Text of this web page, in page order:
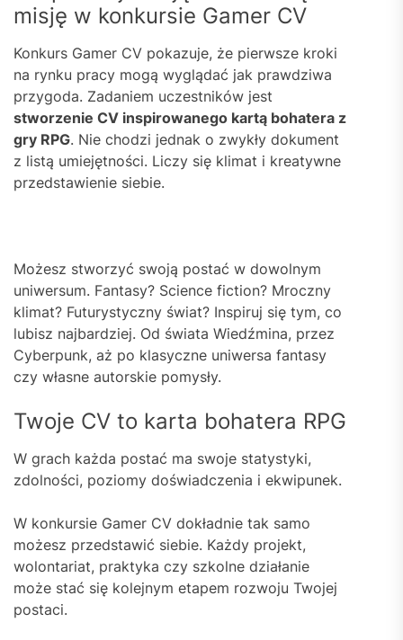
misję w konkursie Gamer CV
Konkurs Gamer CV pokazuje, że pierwsze kroki
na rynku pracy mogą wyglądać jak prawdziwa
przygoda. Zadaniem uczestników jest
stworzenie CV inspirowanego kartą bohatera z
gry RPG. Nie chodzi jednak o zwykły dokument
z listą umiejętności. Liczy się klimat i kreatywne
przedstawienie siebie.
Możesz stworzyć swoją postać w dowolnym
uniwersum. Fantasy? Science fiction? Mroczny
klimat? Futurystyczny świat? Inspiruj się tym, co
lubisz najbardziej. Od świata Wiedźmina, przez
Cyberpunk, aż po klasyczne uniwersa fantasy
czy własne autorskie pomysły.
Twoje CV to karta bohatera RPG
W grach każda postać ma swoje statystyki,
zdolności, poziomy doświadczenia i ekwipunek.
W konkursie Gamer CV dokładnie tak samo
możesz przedstawić siebie. Każdy projekt,
wolontariat, praktyka czy szkolne działanie
może stać się kolejnym etapem rozwoju Twojej
postaci.